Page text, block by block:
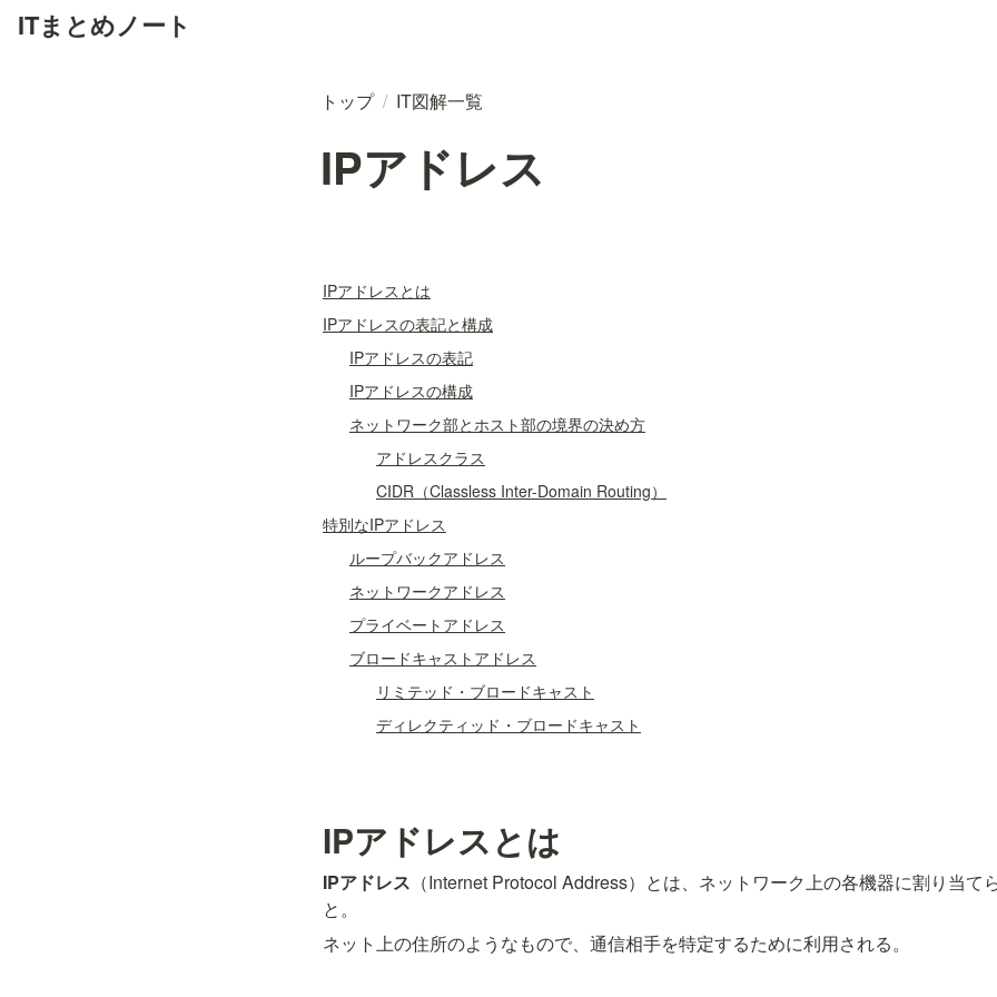
ITまとめノート
トップ / IT図解一覧
IPアドレス
IPアドレスとは
IPアドレスの表記と構成
IPアドレスの表記
IPアドレスの構成
ネットワーク部とホスト部の境界の決め方
アドレスクラス
CIDR（Classless Inter-Domain Routing）
特別なIPアドレス
ループバックアドレス
ネットワークアドレス
プライベートアドレス
ブロードキャストアドレス
リミテッド・ブロードキャスト
ディレクティッド・ブロードキャスト
IPアドレスとは
IPアドレス （Internet Protocol Address）とは、ネットワーク上の各機器に割り当て
と。
ネット上の住所のようなもので、通信相手を特定するために利用される。